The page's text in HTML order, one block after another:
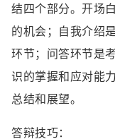
结四个部分。开场
的机会；自我介绍
环节；问答环节是
识的掌握和应对能
总结和展望。
答辩技巧：